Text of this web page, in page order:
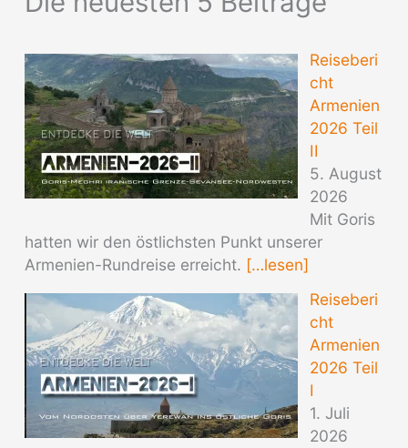
Reiseberi
cht
Armenien
2026 Teil
II
5. August
2026
Mit Goris
hatten wir den östlichsten Punkt unserer
Armenien-Rundreise erreicht. […lesen]
Reiseberi
cht
Armenien
2026 Teil
I
1. Juli
2026